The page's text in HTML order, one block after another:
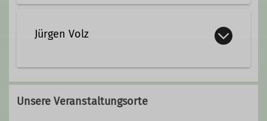
offenbach.de
Qualifikationen
Kletterbetreuer*in Breitensport
Jürgen Volz
juergen.volz@dav-offenbach.de
Unsere Veranstaltungsorte